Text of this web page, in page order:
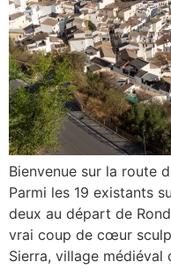
Bienvenue sur la route
Parmi les 19 existants
deux au départ de
vrai coup de cœur
Sierra, village médiéval